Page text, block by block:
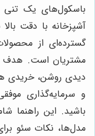
باسکول‌های یک تنی
آشپزخانه با دقت
گسترده‌ای از
مشتریان است. هدف
دیدی روشن، خریدی
و سرمایه‌گذاری
باشید. این راهنما
مدل‌ها، نکات سئو